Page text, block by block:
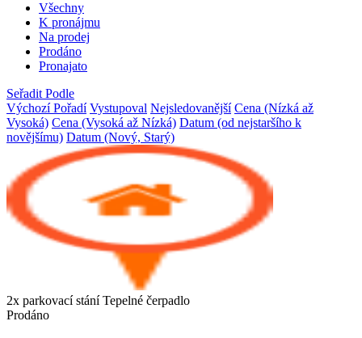
Všechny
K pronájmu
Na prodej
Prodáno
Pronajato
Seřadit Podle
Výchozí Pořadí Vystupoval Nejsledovanější Cena (Nízká až
Vysoká) Cena (Vysoká až Nízká) Datum (od nejstaršího k
novějšímu) Datum (Nový, Starý)
2x parkovací stáníTepelné čerpadlo
Prodáno